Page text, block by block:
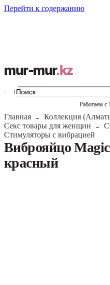
Перейти к содержанию
mur-mur.kz
Работаем с
Главная Коллекция
Секс товары для женщин
Стимуляторы с вибрацией
Виброяйцо
красный